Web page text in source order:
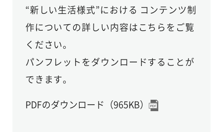
“新しい生活様式”における コンテンツ制
作についての詳しい内容はこちらをご覧
ください。
パンフレットをダウンロードすることが
できます。
PDFのダウンロード（965KB）